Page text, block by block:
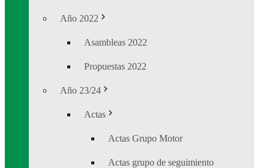
Año 2022
Asambleas 2022
Propuestas 2022
Año 23/24
Actas
Actas Grupo Motor
Actas grupo de seguimiento